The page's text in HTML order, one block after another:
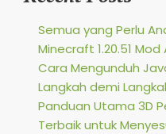
Semua yang Perlu
Minecraft 1.20.51 Mod
Cara Mengunduh
Langkah demi
Panduan Utama 3D
Terbaik untuk